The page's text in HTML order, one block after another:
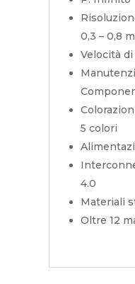
0,3 – 0,8
Velocità
5 colori
4.0
Materiali
Oltre 12